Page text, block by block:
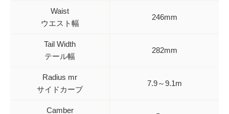
Waist
ウエスト幅
246mm
Tail Width
テール幅
282mm
Radius mr
サイドカーブ
7.9～9.1m
Camber